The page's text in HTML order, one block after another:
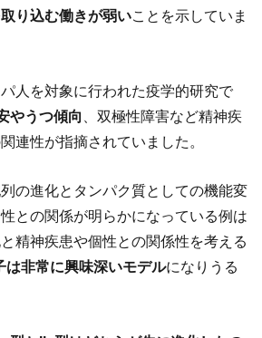
り込む働きが弱いことを示していま
人を対象に行われた疫学的研究で
やうつ傾向
、双極性障害など精神疾
連性が指摘されていました。
の進化とタンパク質としての機能変
との関係が明らかになっている例は
精神疾患や個性との関係性を考える
は非常に興味深いモデルになりうる